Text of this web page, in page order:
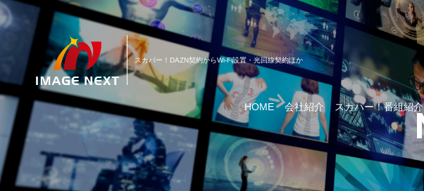
スカパー！DAZN契約からWi-Fi設置・光回線契約ほか
HOME 会社紹介 スカパー！番組紹介